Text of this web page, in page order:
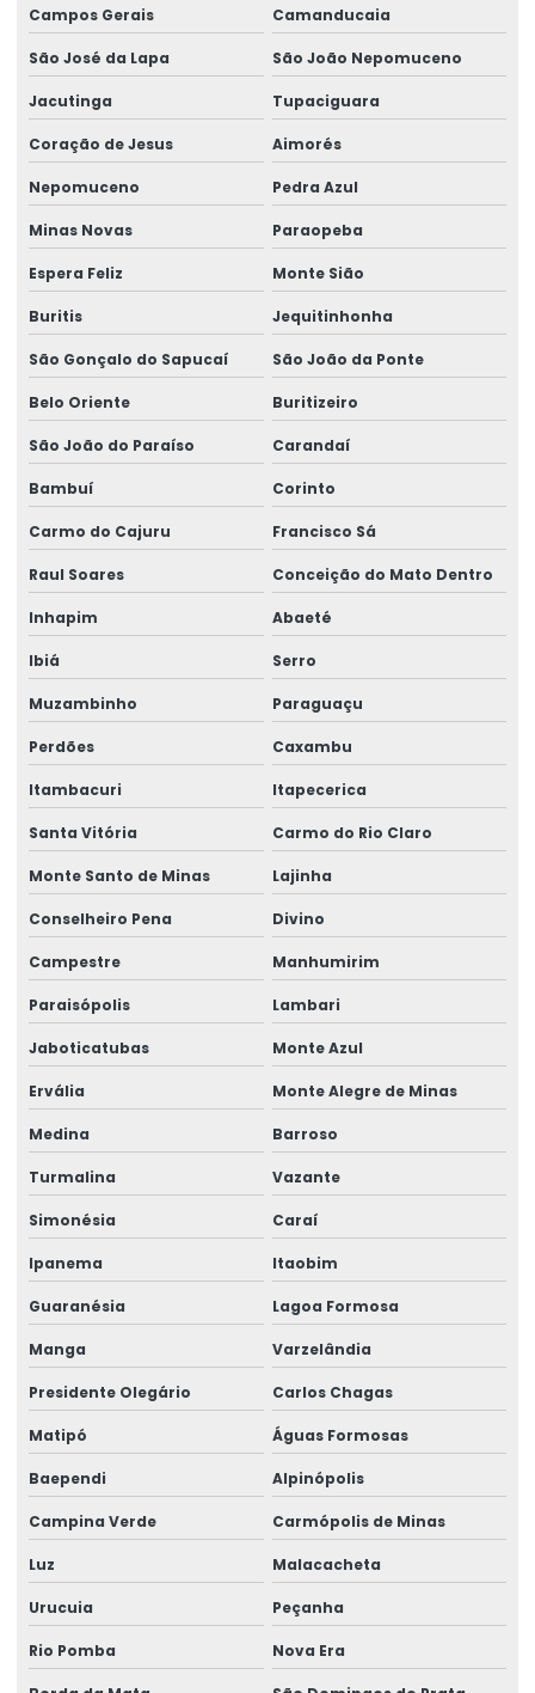
Campos Gerais Camanducaia
São José da Lapa São João Nepomuceno
Jacutinga Tupaciguara
Coração de Jesus Aimorés
Nepomuceno Pedra Azul
Minas Novas Paraopeba
Espera Feliz Monte Sião
Buritis Jequitinhonha
São Gonçalo do Sapucaí São João da Ponte
Belo Oriente Buritizeiro
São João do Paraíso Carandaí
Bambuí Corinto
Carmo do Cajuru Francisco Sá
Raul Soares Conceição do Mato Dentro
Inhapim Abaeté
Ibiá Serro
Muzambinho Paraguaçu
Perdões Caxambu
Itambacuri Itapecerica
Santa Vitória Carmo do Rio Claro
Monte Santo de Minas Lajinha
Conselheiro Pena Divino
Campestre Manhumirim
Paraisópolis Lambari
Jaboticatubas Monte Azul
Ervália Monte Alegre de Minas
Medina Barroso
Turmalina Vazante
Simonésia Caraí
Ipanema Itaobim
Guaranésia Lagoa Formosa
Manga Varzelândia
Presidente Olegário Carlos Chagas
Matipó Águas Formosas
Baependi Alpinópolis
Campina Verde Carmópolis de Minas
Luz Malacacheta
Urucuia Peçanha
Rio Pomba Nova Era